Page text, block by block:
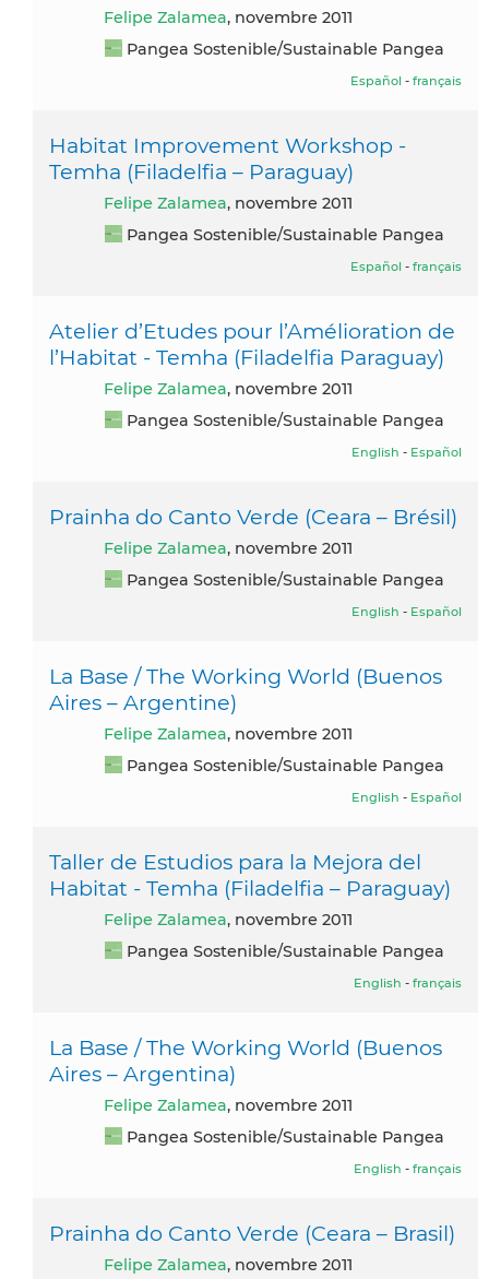
Felipe Zalamea, novembre 2011
Pangea Sostenible/Sustainable Pangea
Español - français
Habitat Improvement Workshop -
Temha (Filadelfia – Paraguay)
Felipe Zalamea, novembre 2011
Pangea Sostenible/Sustainable Pangea
Español - français
Atelier d’Etudes pour l’Amélioration de
l’Habitat - Temha (Filadelfia Paraguay)
Felipe Zalamea, novembre 2011
Pangea Sostenible/Sustainable Pangea
English - Español
Prainha do Canto Verde (Ceara – Brésil)
Felipe Zalamea, novembre 2011
Pangea Sostenible/Sustainable Pangea
English - Español
La Base / The Working World (Buenos
Aires – Argentine)
Felipe Zalamea, novembre 2011
Pangea Sostenible/Sustainable Pangea
English - Español
Taller de Estudios para la Mejora del
Habitat - Temha (Filadelfia – Paraguay)
Felipe Zalamea, novembre 2011
Pangea Sostenible/Sustainable Pangea
English - français
La Base / The Working World (Buenos
Aires – Argentina)
Felipe Zalamea, novembre 2011
Pangea Sostenible/Sustainable Pangea
English - français
Prainha do Canto Verde (Ceara – Brasil)
Felipe Zalamea, novembre 2011